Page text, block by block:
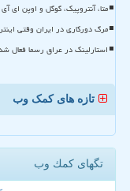
متا، آنتروپیک، گوگل و اوپن ای
مرگ دورکاری در ایران وقتی
استارلینک در عراق رسما فعال
تازه های کمک وب
تگهای كمك وب